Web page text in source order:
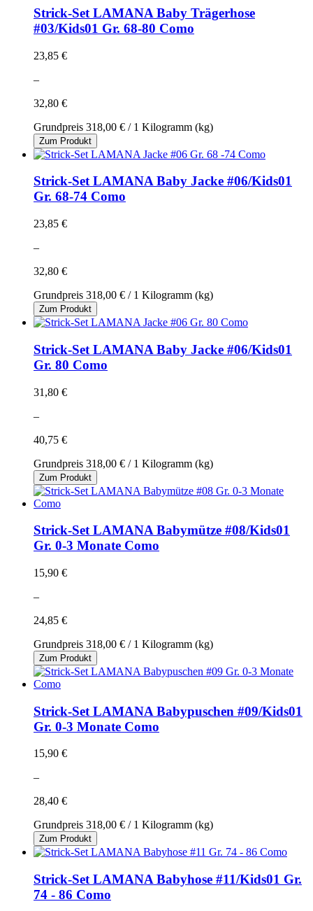
Strick-Set LAMANA Baby Trägerhose
#03/Kids01 Gr. 68-80 Como
23,85 €
–
32,80 €
Grundpreis 318,00 € / 1 Kilogramm (kg)
Zum Produkt
Strick-Set LAMANA Baby Jacke #06/Kids01
Gr. 68-74 Como
23,85 €
–
32,80 €
Grundpreis 318,00 € / 1 Kilogramm (kg)
Zum Produkt
Strick-Set LAMANA Baby Jacke #06/Kids01
Gr. 80 Como
31,80 €
–
40,75 €
Grundpreis 318,00 € / 1 Kilogramm (kg)
Zum Produkt
Strick-Set LAMANA Babymütze #08/Kids01
Gr. 0-3 Monate Como
15,90 €
–
24,85 €
Grundpreis 318,00 € / 1 Kilogramm (kg)
Zum Produkt
Strick-Set LAMANA Babypuschen #09/Kids01
Gr. 0-3 Monate Como
15,90 €
–
28,40 €
Grundpreis 318,00 € / 1 Kilogramm (kg)
Zum Produkt
Strick-Set LAMANA Babyhose #11/Kids01 Gr.
74 - 86 Como